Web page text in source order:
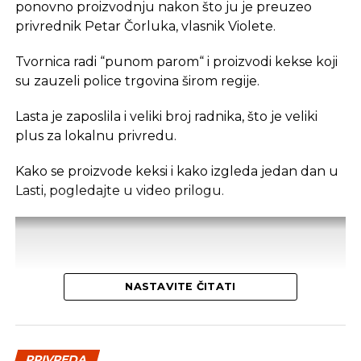
profesionalcima, što potiče produktivnost i radnu
atmosferu koju je teško postići u kućnom
Dodatna prednost coworkinga je umrežavanje i
prostoru omogućava razmjenu ideja, kontakata i
suradnji, čime coworking prostor postaje inkubator
Također, prisutnost digitalnih nomada u coworking
prostorima doprinosi raznolikosti i širenju znanja,
Potencijal za Čapljinu
Unatoč rastućoj popularnosti coworking prostora,
ponovno proizvodnju nakon što ju je preuzeo
privrednik Petar Čorluka, vlasnik Violete.
Tvornica radi “punom parom“ i proizvodi kekse koji
su zauzeli police trgovina širom regije.
Lasta je zaposlila i veliki broj radnika, što je veliki
plus za lokalnu privredu.
Kako se proizvode keksi i kako izgleda jedan dan u
Lasti, pogledajte u video prilogu.
NASTAVITE ČITATI